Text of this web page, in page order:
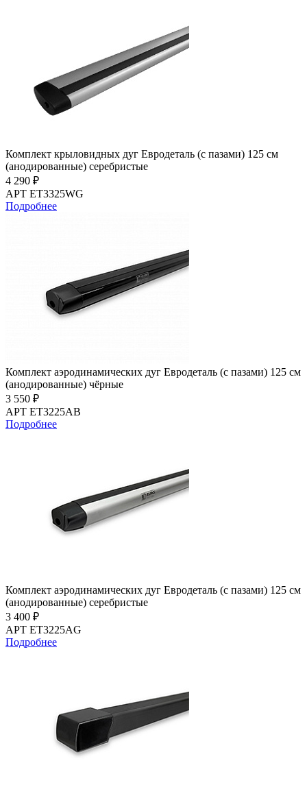
Комплект крыловидных дуг Евродеталь (с пазами) 125 см
(анодированные) серебристые
4 290 ₽
АРТ ET3325WG
Подробнее
Комплект аэродинамических дуг Евродеталь (с пазами) 125 см
(анодированные) чёрные
3 550 ₽
АРТ ET3225AB
Подробнее
Комплект аэродинамических дуг Евродеталь (с пазами) 125 см
(анодированные) серебристые
3 400 ₽
АРТ ET3225AG
Подробнее